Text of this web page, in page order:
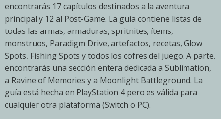
encontrarás 17 capítulos destinados a la aventura
principal y 12 al Post-Game. La guía contiene listas de
todas las armas, armaduras, spritnites, ítems,
monstruos, Paradigm Drive, artefactos, recetas, Glow
Spots, Fishing Spots y todos los cofres del juego. A parte,
encontrarás una sección entera dedicada a Sublimation,
a Ravine of Memories y a Moonlight Battleground. La
guía está hecha en PlayStation 4 pero es válida para
cualquier otra plataforma (Switch o PC).